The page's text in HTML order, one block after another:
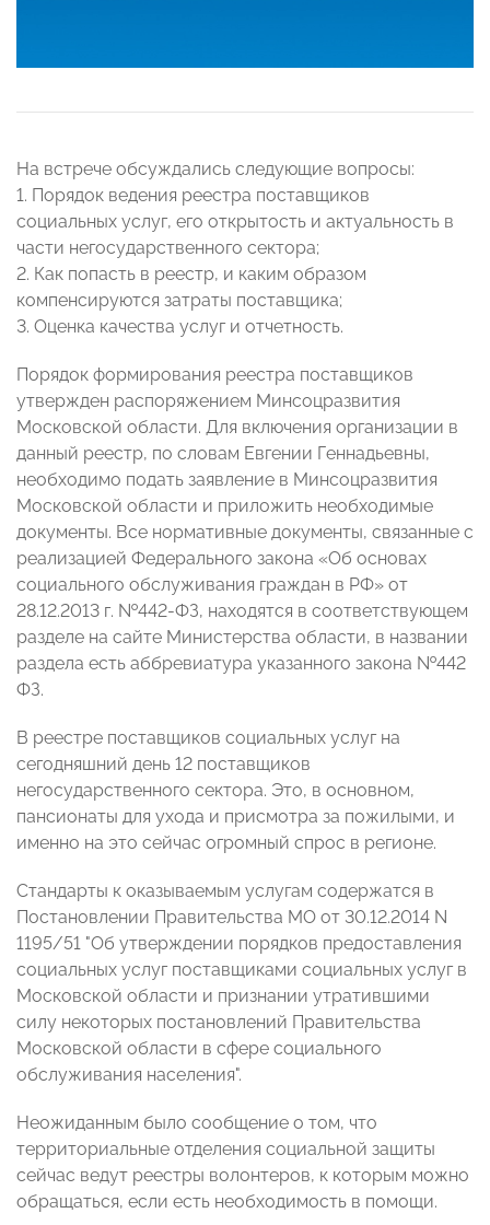
На встрече обсуждались следующие вопросы:
1. Порядок ведения реестра поставщиков
социальных услуг, его открытость и актуальность в
части негосударственного сектора;
2. Как попасть в реестр, и каким образом
компенсируются затраты поставщика;
3. Оценка качества услуг и отчетность.
Порядок формирования реестра поставщиков
утвержден распоряжением Минсоцразвития
Московской области. Для включения организации в
данный реестр, по словам Евгении Геннадьевны,
необходимо подать заявление в Минсоцразвития
Московской области и приложить необходимые
документы. Все нормативные документы, связанные с
реализацией Федерального закона «Об основах
социального обслуживания граждан в РФ» от
28.12.2013 г. №442-ФЗ, находятся в соответствующем
разделе на сайте Министерства области, в названии
раздела есть аббревиатура указанного закона №442
ФЗ.
В реестре поставщиков социальных услуг на
сегодняшний день 12 поставщиков
негосударственного сектора. Это, в основном,
пансионаты для ухода и присмотра за пожилыми, и
именно на это сейчас огромный спрос в регионе.
Стандарты к оказываемым услугам содержатся в
Постановлении Правительства МО от 30.12.2014 N
1195/51 "Об утверждении порядков предоставления
социальных услуг поставщиками социальных услуг в
Московской области и признании утратившими
силу некоторых постановлений Правительства
Московской области в сфере социального
обслуживания населения".
Неожиданным было сообщение о том, что
территориальные отделения социальной защиты
сейчас ведут реестры волонтеров, к которым можно
обращаться, если есть необходимость в помощи.